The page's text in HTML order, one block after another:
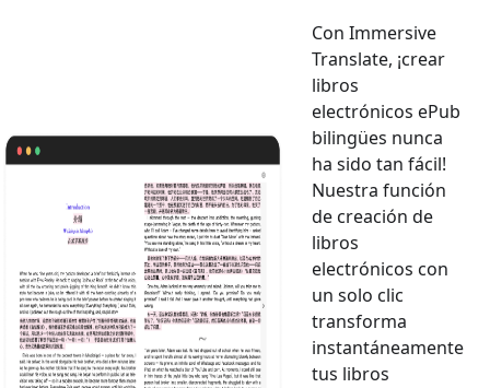
Con Immersive
Translate, ¡crear
libros
electrónicos ePub
bilingües nunca
ha sido tan fácil!
Nuestra función
de creación de
libros
electrónicos con
un solo clic
transforma
instantáneamente
tus libros